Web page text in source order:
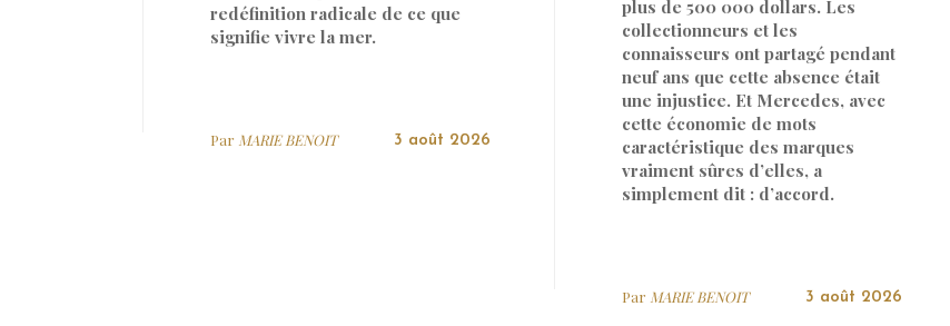
redéfinition radicale de ce que
signifie vivre la mer.
Par MARIE BENOIT 3 août 2026
plus de 500 000 dollars. Les
collectionneurs et les
connaisseurs ont partagé pendant
neuf ans que cette absence était
une injustice. Et Mercedes, avec
cette économie de mots
caractéristique des marques
vraiment sûres d’elles, a
simplement dit : d’accord.
Par MARIE BENOIT 3 août 2026